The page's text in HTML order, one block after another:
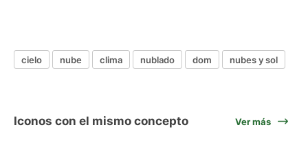
cielo nube clima nublado dom nubes y sol
Iconos con el mismo concepto Ver más